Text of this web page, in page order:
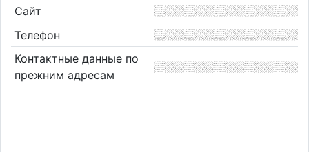
Сайт
Телефон
Контактные данные по
прежним адресам